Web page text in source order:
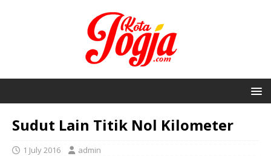
Sudut Lain Titik Nol Kilometer
1 July 2016 admin